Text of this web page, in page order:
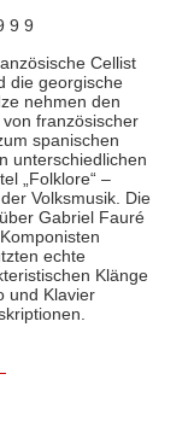
9 9
Cellist
die georgische
nehmen den
französischer
spanischen
unterschiedlichen
„Folklore“ –
Volksmusik. Die
Gabriel Fauré
echte
Klänge
und Klavier